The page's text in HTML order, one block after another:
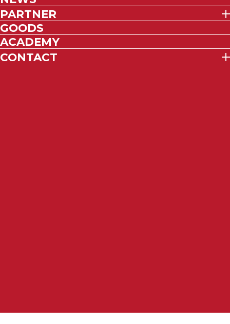
PARTNER
GOODS
ACADEMY
CONTACT